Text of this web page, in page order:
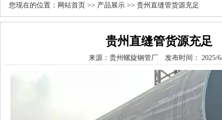
您现在的位置： 网站首页 >> 产品展示 >> 贵州直缝管货源充足
贵州直缝管货源充足
来源： 贵州螺旋钢管厂发布时间： 2025/